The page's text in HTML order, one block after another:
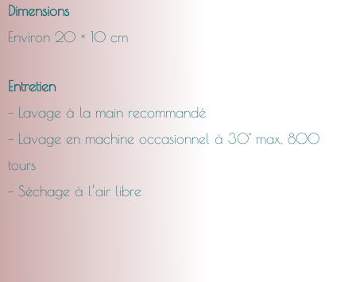
Dimensions
Environ 20 × 10 cm
Entretien
– Lavage à la main recommandé
– Lavage en machine occasionnel à 30° max, 800
tours
– Séchage à l’air libre